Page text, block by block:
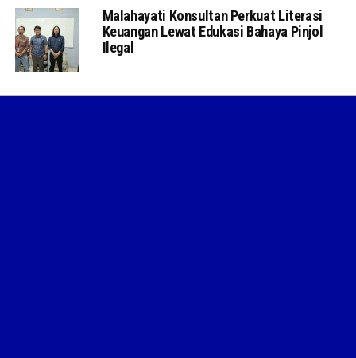
Malahayati Konsultan Perkuat Literasi
Keuangan Lewat Edukasi Bahaya Pinjol
Ilegal